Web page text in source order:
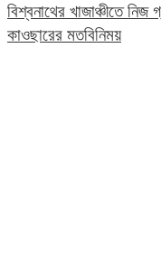
বিশ্বনাথের খাজাঞ্চীতে নিজ
কাওছারের মতবিনিময়